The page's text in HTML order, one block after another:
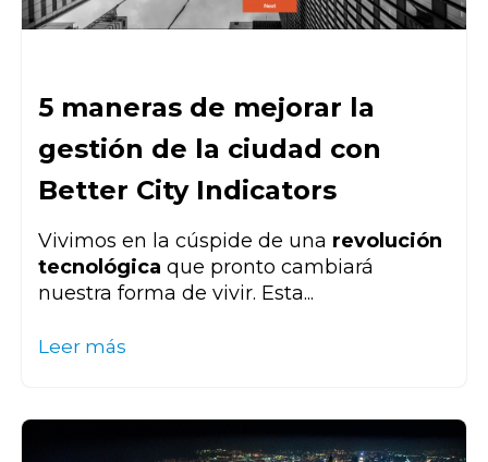
5 maneras de mejorar la
gestión de la ciudad con
Better City Indicators
Vivimos en la cúspide de una revolución
tecnológica que pronto cambiará
nuestra forma de vivir. Esta...
Leer más